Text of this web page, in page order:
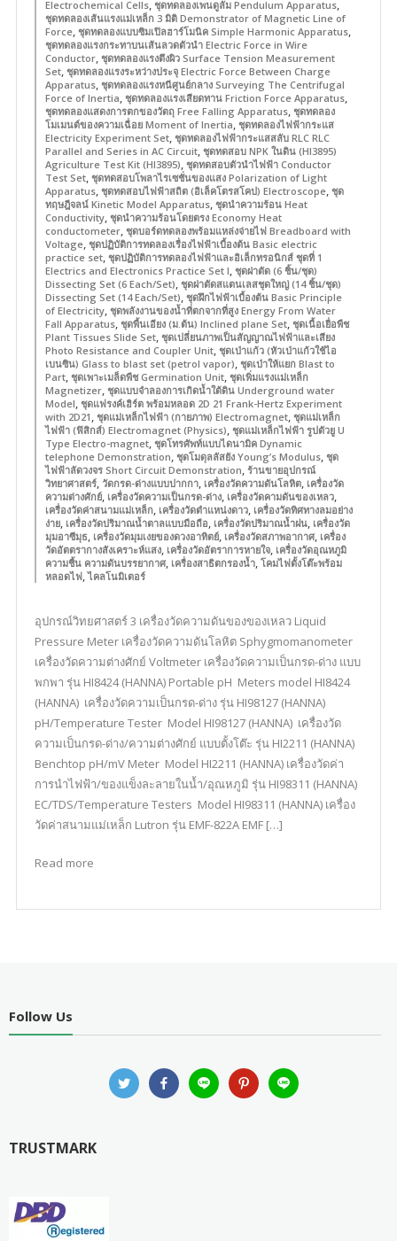
Electrochemical Cells, ชุดทดลองเพนดูลัม Pendulum Apparatus,
ชุดทดลองเส้นแรงแม่เหล็ก 3 มิติ Demonstrator of Magnetic Line of
Force, ชุดทดลองแบบซิมเปิลฮาร์โมนิค Simple Harmonic Apparatus,
ชุดทดลองแรงกระทาบนเส้นลวดตัวนำ Electric Force in Wire
Conductor, ชุดทดลองแรงตึงผิว Surface Tension Measurement
Set, ชุดทดลองแรงระหว่างประจุ Electric Force Between Charge
Apparatus, ชุดทดลองแรงหนีศูนย์กลาง Surveying The Centrifugal
Force of Inertia, ชุดทดลองแรงเสียดทาน Friction Force Apparatus,
ชุดทดลองแสดงการตกของวัตถุ Free Falling Apparatus, ชุดทดลอง
โมเมนต์ของความเฉื่อย Moment of Inertia, ชุดทดลองไฟฟ้ากระแส
Electricity Experiment Set, ชุดทดลองไฟฟ้ากระแสสลับ RLC RLC
Parallel and Series in AC Circuit, ชุดทดสอบ NPK ในดิน (HI3895)
Agriculture Test Kit (HI3895), ชุดทดสอบตัวนำไฟฟ้า Conductor
Test Set, ชุดทดสอบโพลาไรเซชั่นของแสง Polarization of Light
Apparatus, ชุดทดสอบไฟฟ้าสถิต (อิเล็คโตรสโคป) Electroscope, ชุด
ทฤษฎีจลน์ Kinetic Model Apparatus, ชุดนำความร้อน Heat
Conductivity, ชุดนำความร้อนโดยตรง Economy Heat
conductometer, ชุดบอร์ดทดลองพร้อมแหล่งจ่ายไฟ Breadboard with
Voltage, ชุดปฏิบัติการทดลองเรื่องไฟฟ้าเบื้องต้น Basic electric
practice set, ชุดปฏิบัติการทดลองไฟฟ้าและอิเล็กทรอนิกส์ ชุดที่ 1
Electrics and Electronics Practice Set I, ชุดผ่าตัด (6 ชิ้น/ชุด)
Dissecting Set (6 Each/Set), ชุดผ่าตัดสแตนเลสชุดใหญ่ (14 ชิ้น/ชุด)
Dissecting Set (14 Each/Set), ชุดฝึกไฟฟ้าเบื้องต้น Basic Principle
of Electricity, ชุดพลังงานของน้ำที่ตกจากที่สูง Energy From Water
Fall Apparatus, ชุดพื้นเอียง (ม.ต้น) Inclined plane Set, ชุดเนื้อเยื่อพืช
Plant Tissues Slide Set, ชุดเปลี่ยนภาพเป็นสัญญาณไฟฟ้าและเสียง
Photo Resistance and Coupler Unit, ชุดเป่าแก้ว (หัวเป่าแก้วใช้ไอ
เบนซิน) Glass to blast set (petrol vapor), ชุดเป่าให้แยก Blast to
Part, ชุดเพาะเมล็ดพืช Germination Unit, ชุดเพิ่มแรงแม่เหล็ก
Magnetizer, ชุดแบบจำลองการเกิดน้ำใต้ดิน Underground water
Model, ชุดแฟรงค์เฮิร์ต พร้อมหลอด 2D 21 Frank-Hertz Experiment
with 2D21 , ชุดแม่เหล็กไฟฟ้า (กายภาพ) Electromagnet, ชุดแม่เหล็ก
ไฟฟ้า (ฟิสิกส์) Electromagnet (Physics), ชุดแม่เหล็กไฟฟ้า รูปตัวยู U
Type Electro-magnet, ชุดโทรศัพท์แบบไดนามิค Dynamic
telephone Demonstration, ชุดโมดุลลัสยัง Young’s Modulus, ชุด
ไฟฟ้าลัดวงจร Short Circuit Demonstration, ร้านขายอุปกรณ์
วิทยาศาสตร์, วัดกรด-ด่างแบบปากกา, เครื่องวัดความดันโลหิต, เครื่องวัด
ความต่างศักย์, เครื่องวัดความเป็นกรด-ด่าง, เครื่องวัดคามดันของเหลว,
เครื่องวัดค่าสนามแม่เหล็ก, เครื่องวัดตำแหน่งดาว, เครื่องวัดทิศทางลมอย่าง
ง่าย, เครื่องวัดปริมาณน้ำตาลแบบมือถือ, เครื่องวัดปริมาณน้ำฝน, เครื่องวัด
มุมอาซีมุธ, เครื่องวัดมุมเงยของดวงอาทิตย์, เครื่องวัดสภาพอากาศ, เครื่อง
วัดอัตตรากางสังเคราะห์แสง, เครื่องวัดอัตราการหายใจ, เครื่องวัดอุณหภูมิ
ความชื้น ความดันบรรยากาศ, เครื่องสาธิตกรองน้ำ, โคมไฟตั้งโต๊ะพร้อม
หลอดไฟ,ไคลโนมิเตอร์
อุปกรณ์วิทยศาสตร์ 3 เครื่องวัดความดันของของเหลว Liquid
Pressure Meter เครื่องวัดความดันโลหิต Sphygmomanometer
เครื่องวัดความต่างศักย์ Voltmeter เครื่องวัดความเป็นกรด-ด่าง แบบ
พกพา รุ่น HI8424 (HANNA) Portable pH Meters model HI8424
(HANNA) เครื่องวัดความเป็นกรด-ด่าง รุ่น HI98127 (HANNA)
pH/Temperature Tester Model HI98127 (HANNA) เครื่องวัด
ความเป็นกรด-ด่าง/ความต่างศักย์ แบบตั้งโต๊ะ รุ่น HI2211 (HANNA)
Benchtop pH/mV Meter Model HI2211 (HANNA) เครื่องวัดค่า
การนำไฟฟ้า/ของแข็งละลายในน้ำ/อุณหภูมิ รุ่น HI98311 (HANNA)
EC/TDS/Temperature Testers Model HI98311 (HANNA) เครื่อง
วัดค่าสนามแม่เหล็ก Lutron รุ่น EMF-822A EMF […]
Read more
Follow Us
TRUSTMARK